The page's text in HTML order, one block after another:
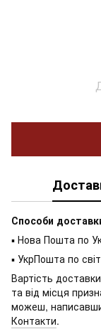
Способи
▪ Нова Пошта по
▪ УкрПошта по
Вартість
та від місця
можеш, написавши
Контакти.